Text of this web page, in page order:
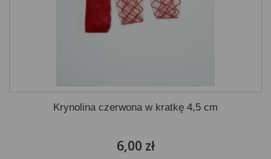
Krynolina czerwona w kratkę 4,5 cm
6,00 zł